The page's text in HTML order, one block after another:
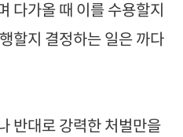
다가올 때 이를 수용할지
할지 결정하는 일은 까다
반대로 강력한 처벌만을